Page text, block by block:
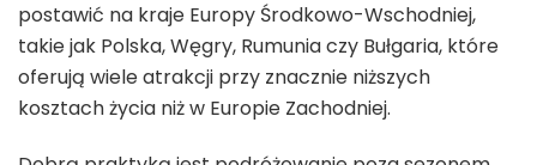
postawić na kraje Europy Środkowo-Wschodniej,
takie jak Polska, Węgry, Rumunia czy Bułgaria, które
oferują wiele atrakcji przy znacznie niższych
kosztach życia niż w Europie Zachodniej.